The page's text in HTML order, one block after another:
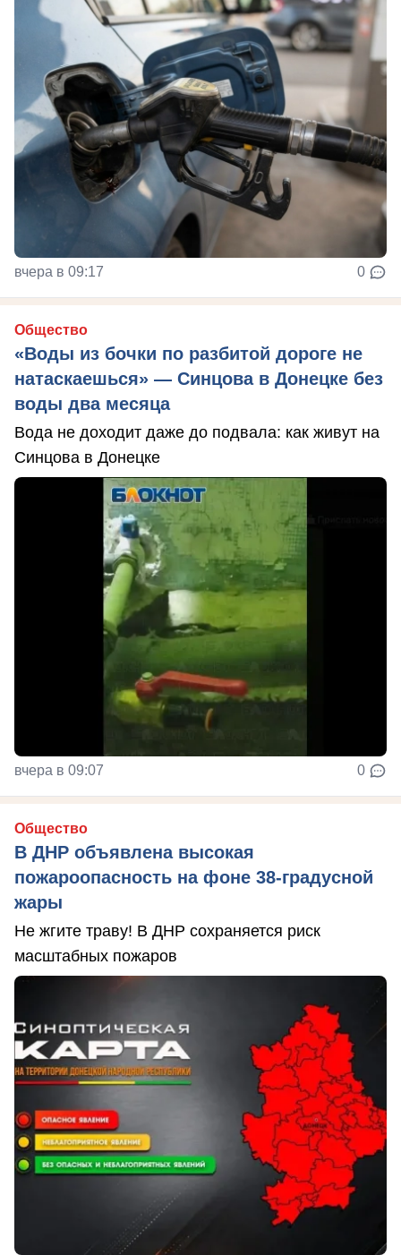
вчера в 09:17 0
Общество
«Воды из бочки по разбитой дороге не
натаскаешься» — Синцова в Донецке без
воды два месяца
Вода не доходит даже до подвала: как живут на
Синцова в Донецке
вчера в 09:07 0
Общество
В ДНР объявлена высокая
пожароопасность на фоне 38-градусной
жары
Не жгите траву! В ДНР сохраняется риск
масштабных пожаров